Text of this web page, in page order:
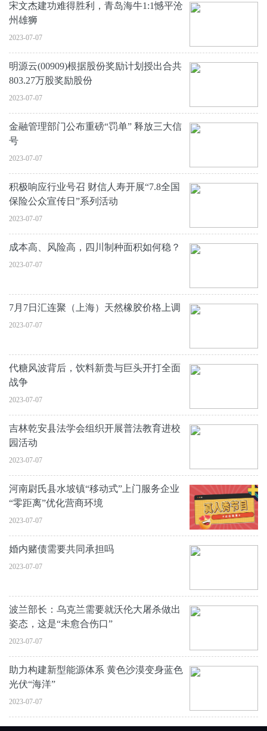
宋文杰建功难得胜利，青岛海牛1:1憾平沧
州雄狮
2023-07-07
明源云(00909)根据股份奖励计划授出合共
803.27万股奖励股份
2023-07-07
金融管理部门公布重磅“罚单” 释放三大信
号
2023-07-07
积极响应行业号召 财信人寿开展“7.8全国
保险公众宣传日”系列活动
2023-07-07
成本高、风险高，四川制种面积如何稳？
2023-07-07
7月7日汇连聚（上海）天然橡胶价格上调
2023-07-07
代糖风波背后，饮料新贵与巨头开打全面
战争
2023-07-07
吉林乾安县法学会组织开展普法教育进校
园活动
2023-07-07
河南尉氏县水坡镇“移动式”上门服务企业
“零距离”优化营商环境
2023-07-07
婚内赌债需要共同承担吗
2023-07-07
波兰部长：乌克兰需要就沃伦大屠杀做出
姿态，这是“未愈合伤口”
2023-07-07
助力构建新型能源体系 黄色沙漠变身蓝色
光伏“海洋”
2023-07-07